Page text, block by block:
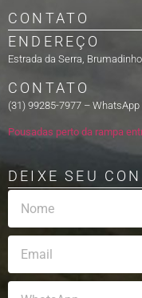
CONTATO
ENDEREÇO
Estrada da Serra,
CONTATO
(31) 99285-7977 – WhatsApp
Pousadas perto da rampa
DEIXE SEU